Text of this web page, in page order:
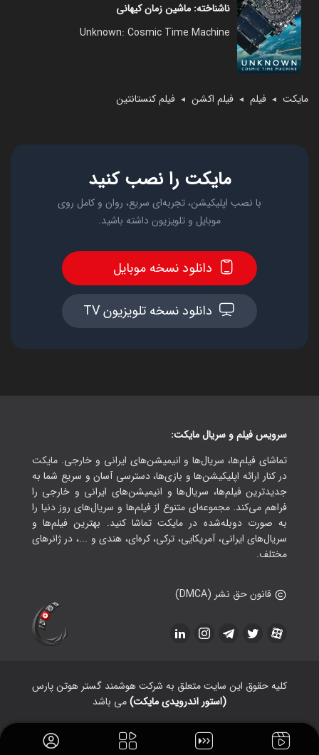
مایکت ◄ فیلم ◄ فیلم اکشن ◄ فیلم کنستانتین
ناشناخته: ماشین زمان کیهانی
Unknown: Cosmic Time Machine
مایکت را نصب کنید
با نصب اپلیکیشن، تجربه‌ای سریع، روان و کامل روی
موبایل و تلویزیون داشته باشید.
دانلود نسخه موبایل
دانلود نسخه تلویزیون TV
سرویس فیلم و سریال مایکت:
تماشای فیلم‌ها، سریال‌ها و انیمیشن‌های ایرانی و خارجی. مایکت
در کنار ارائه اپلیکیشن‌ها و بازی‌ها، دسترسی آسان و سریع شما به
جدیدترین فیلم‌ها، سریال‌ها و انیمیشن‌های ایرانی و خارجی را
فراهم می‌کند. مجموعه‌ای متنوع از فیلم‌ها و سریال‌های روز دنیا را
به صورت دوبله‌شده در مایکت تماشا کنید. بهترین فیلم‌ها و
سریال‌های ایرانی، آمریکایی، ترکی، کره‌ای، هندی و ...، در ژانرهای
مختلف.
قانون حق نشر (DMCA)
کلیه حقوق این سایت متعلق به شرکت هوشمند گستر هوتن پارس
(استور اندرویدی مایکت)می باشد